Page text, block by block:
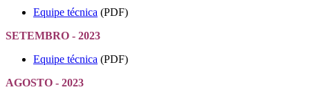
Equipe técnica (PDF)
SETEMBRO - 2023
Equipe técnica (PDF)
AGOSTO - 2023